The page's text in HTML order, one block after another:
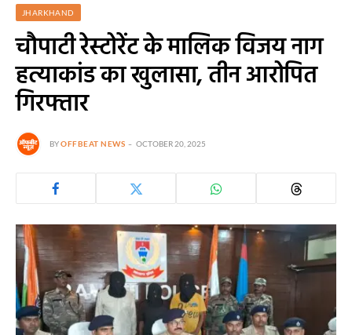
JHARKHAND
चौपाटी रेस्टोरेंट के मालिक विजय नाग
हत्याकांड का खुलासा, तीन आरोपित
गिरफ्तार
BYOFFBEAT NEWS OCTOBER 20, 2025